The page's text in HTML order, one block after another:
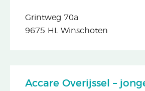
Grintweg 70a
9675 HL Winschoten
Accare Overijssel –